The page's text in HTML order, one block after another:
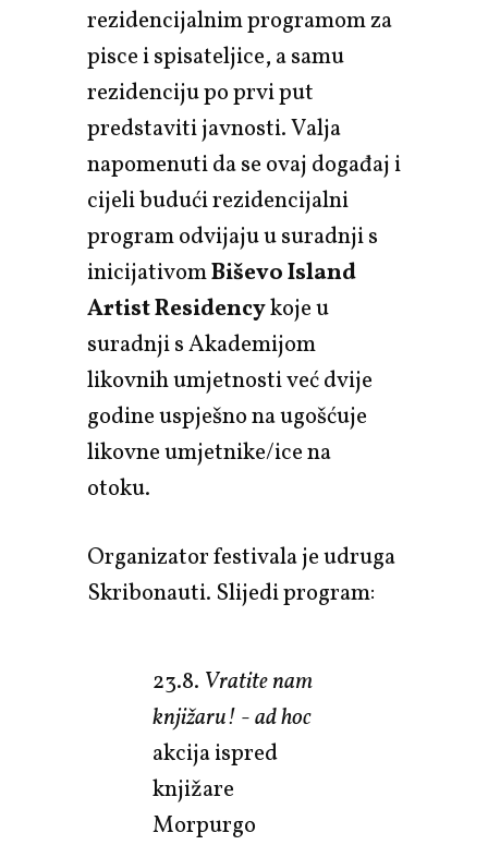
rezidencijalnim programom za
pisce i spisateljice, a samu
rezidenciju po prvi put
predstaviti javnosti. Valja
napomenuti da se ovaj događaj i
cijeli budući rezidencijalni
program odvijaju u suradnji s
inicijativomBiševo Island
Artist Residencykoje u
suradnji s Akademijom
likovnih umjetnosti već dvije
godine uspješno na ugošćuje
likovne umjetnike/ice na
otoku.
Organizator festivala je udruga
Skribonauti. Slijedi program:
23.8. Vratite nam
knjižaru! -ad hoc
akcija ispred
knjižare
Morpurgo